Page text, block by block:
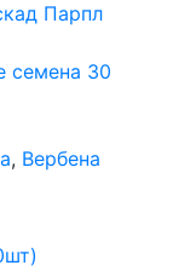
Парпл
семена 30
, Вербена